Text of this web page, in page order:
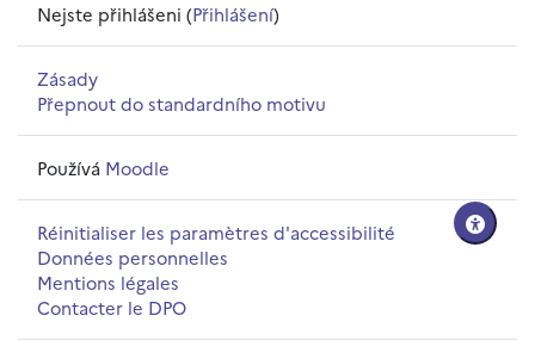
Nejste přihlášeni (Přihlášení)
Zásady
Přepnout do standardního motivu
Používá Moodle
Réinitialiser les paramètres d'accessibilité
Données personnelles
Mentions légales
Contacter le DPO